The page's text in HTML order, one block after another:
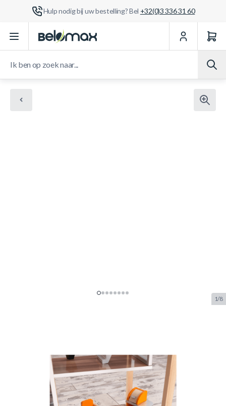
Hulp nodig bij uw bestelling? Bel +32(0)3 336 31 60
Ga naar de inhoud
1/8
KK65822 Merk:KidKraft
Op voorraad